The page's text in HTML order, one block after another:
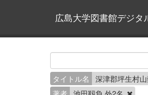
広島大学図書館デジタ
タイトル名
深津郡坪生村